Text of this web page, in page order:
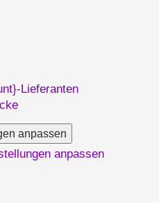
Lieferanten
anpassen
anpassen